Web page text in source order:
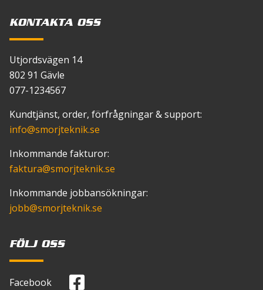
KONTAKTA OSS
Utjordsvägen 14
802 91 Gävle
077-1234567
Kundtjänst, order, förfrågningar & support:
info@smorjteknik.se
Inkommande fakturor:
faktura@smorjteknik.se
Inkommande jobbansökningar:
jobb@smorjteknik.se
FÖLJ OSS
Facebook